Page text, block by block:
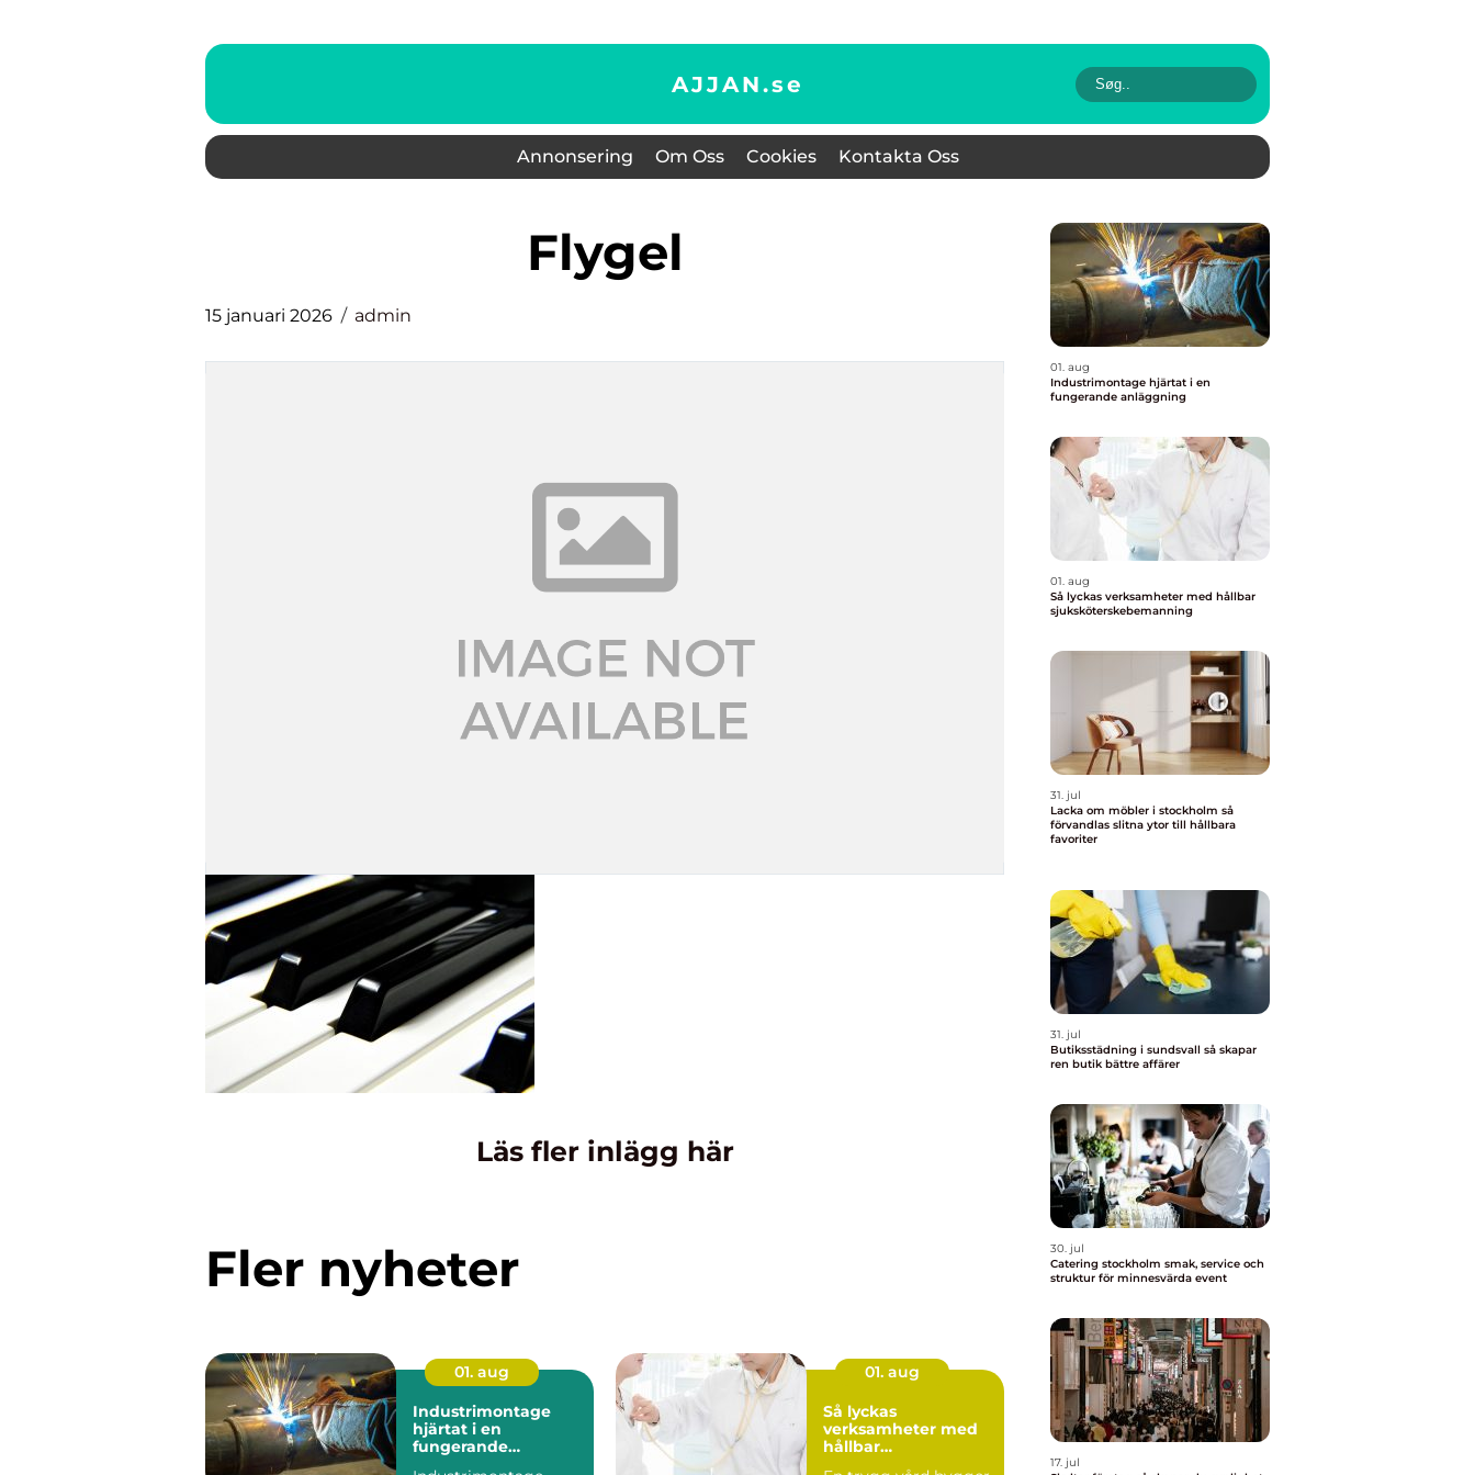
AJJAN.se
Annonsering Om Oss Cookies Kontakta Oss
Flygel
15 januari 2026 admin
Läs fler inlägg här
Fler nyheter
01. aug
Industrimontage
hjärtat i en
fungerande
01. aug
Så lyckas
verksamheter med
hållbar
01. aug
Industrimontage hjärtat i en
fungerande anläggning
01. aug
Så lyckas verksamheter med hållbar
sjuksköterskebemanning
31. jul
Lacka om möbler i stockholm så
förvandlas slitna ytor till hållbara
favoriter
31. jul
Butiksstädning i sundsvall så skapar
ren butik bättre affärer
30. jul
Catering stockholm smak, service och
struktur för minnesvärda event
17. jul